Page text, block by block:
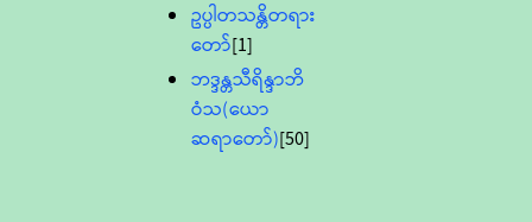
ဥပ္ပါတသန္တိတရား
တော်[1]
ဘဒ္ဒန္တသီရိန္ဒာဘိ
ဝံသ(ယော
ဆရာတော်)[50]